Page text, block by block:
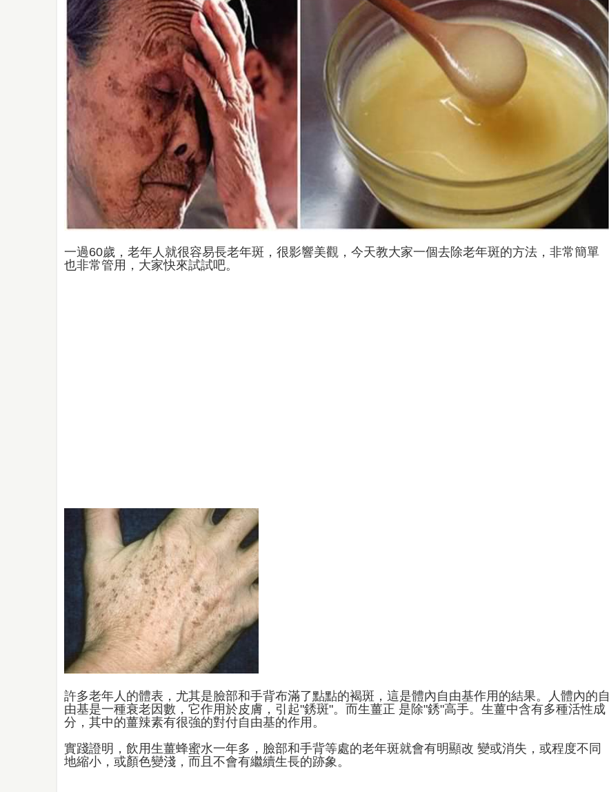
一過60歲，老年人就很容易長老年斑，很影響美觀，今天教大家一個去除老年斑的方法，非常簡單
也非常管用，大家快來試試吧。
許多老年人的體表，尤其是臉部和手背布滿了點點的褐斑，這是體內自由基作用的結果。人體內的自
由基是一種衰老因數，它作用於皮膚，引起"銹斑"。而生薑正 是除"銹"高手。生薑中含有多種活性成
分，其中的薑辣素有很強的對付自由基的作用。
實踐證明，飲用生薑蜂蜜水一年多，臉部和手背等處的老年斑就會有明顯改 變或消失，或程度不同
地縮小，或顏色變淺，而且不會有繼續生長的跡象。